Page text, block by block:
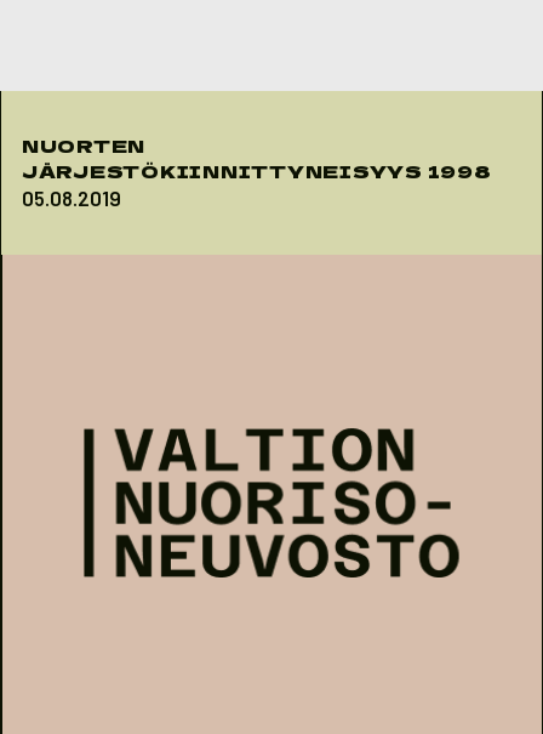
NUORTEN
JÄRJESTÖKIINNITTYNEISYYS 1998
05.08.2019